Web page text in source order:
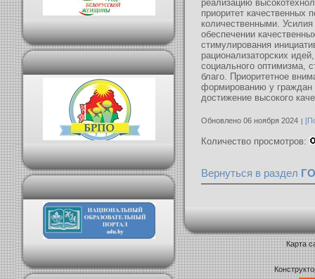
реализацию
приоритет качественных
количественными.
обеспечении
стимулирования
рационализаторских
социального оптимизма,
благо. Приоритетное
формированию у граждан
достижение высокого
Обновлено 06 ноября 2024
Количество просмотров:
Вернуться в раздел
Карта